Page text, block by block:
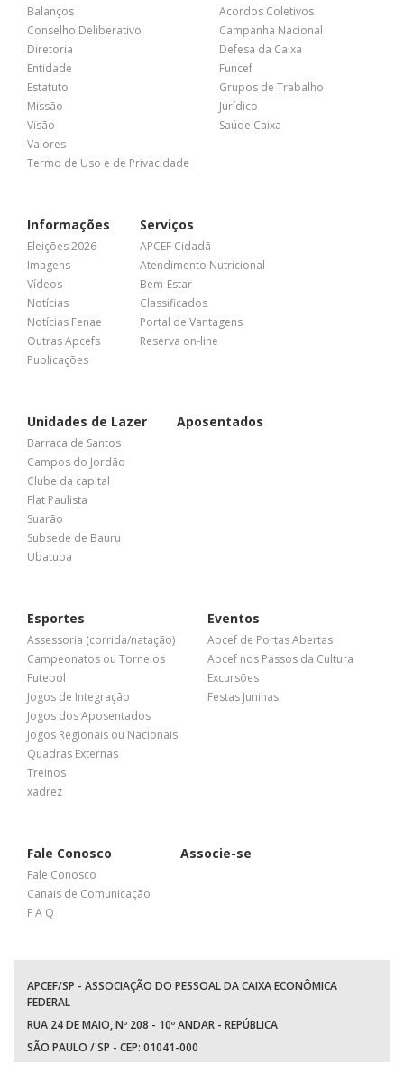
Balanços
Conselho Deliberativo
Diretoria
Entidade
Estatuto
Missão
Visão
Valores
Termo de Uso e de Privacidade
Acordos Coletivos
Campanha Nacional
Defesa da Caixa
Funcef
Grupos de Trabalho
Jurídico
Saúde Caixa
Informações
Eleições 2026
Imagens
Vídeos
Notícias
Notícias Fenae
Outras Apcefs
Publicações
Serviços
APCEF Cidadã
Atendimento Nutricional
Bem-Estar
Classificados
Portal de Vantagens
Reserva on-line
Unidades de Lazer
Barraca de Santos
Campos do Jordão
Clube da capital
Flat Paulista
Suarão
Subsede de Bauru
Ubatuba
Aposentados
Esportes
Assessoria (corrida/natação)
Campeonatos ou Torneios
Futebol
Jogos de Integração
Jogos dos Aposentados
Jogos Regionais ou Nacionais
Quadras Externas
Treinos
xadrez
Eventos
Apcef de Portas Abertas
Apcef nos Passos da Cultura
Excursões
Festas Juninas
Fale Conosco
Fale Conosco
Canais de Comunicação
F A Q
Associe-se
APCEF/SP - ASSOCIAÇÃO DO PESSOAL DA CAIXA ECONÔMICA
FEDERAL
RUA 24 DE MAIO, Nº 208 - 10º ANDAR - REPÚBLICA
SÃO PAULO / SP - CEP: 01041-000